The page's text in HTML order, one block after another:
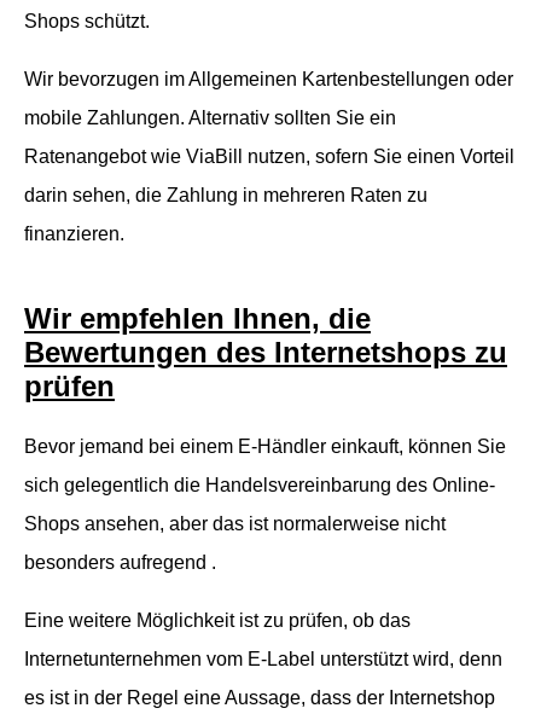
Shops schützt.
Wir bevorzugen im Allgemeinen Kartenbestellungen oder
mobile Zahlungen. Alternativ sollten Sie ein
Ratenangebot wie ViaBill nutzen, sofern Sie einen Vorteil
darin sehen, die Zahlung in mehreren Raten zu
finanzieren.
Wir empfehlen Ihnen, die
Bewertungen des Internetshops zu
prüfen
Bevor jemand bei einem E-Händler einkauft, können Sie
sich gelegentlich die Handelsvereinbarung des Online-
Shops ansehen, aber das ist normalerweise nicht
besonders aufregend .
Eine weitere Möglichkeit ist zu prüfen, ob das
Internetunternehmen vom E-Label unterstützt wird, denn
es ist in der Regel eine Aussage, dass der Internetshop